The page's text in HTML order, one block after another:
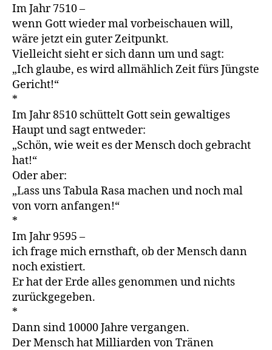
Im Jahr 7510 –
wenn Gott wieder mal vorbeischauen will,
wäre jetzt ein guter Zeitpunkt.
Vielleicht sieht er sich dann um und sagt:
„Ich glaube, es wird allmählich Zeit fürs Jüngste
Gericht!“
*
Im Jahr 8510 schüttelt Gott sein gewaltiges
Haupt und sagt entweder:
„Schön, wie weit es der Mensch doch gebracht
hat!“
Oder aber:
„Lass uns Tabula Rasa machen und noch mal
von vorn anfangen!“
*
Im Jahr 9595 –
ich frage mich ernsthaft, ob der Mensch dann
noch existiert.
Er hat der Erde alles genommen und nichts
zurückgegeben.
*
Dann sind 10000 Jahre vergangen.
Der Mensch hat Milliarden von Tränen